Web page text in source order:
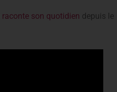
raconte son quotidien depuis le